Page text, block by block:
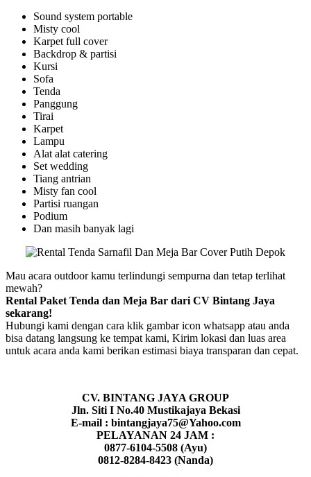
Sound system portable
Misty cool
Karpet full cover
Backdrop & partisi
Kursi
Sofa
Tenda
Panggung
Tirai
Karpet
Lampu
Alat alat catering
Set wedding
Tiang antrian
Misty fan cool
Partisi ruangan
Podium
Dan masih banyak lagi
Mau acara outdoor kamu terlindungi sempurna dan tetap terlihat
mewah?
Rental Paket Tenda dan Meja Bar dari CV Bintang Jaya
sekarang!
Hubungi kami dengan cara klik gambar icon whatsapp atau anda
bisa datang langsung ke tempat kami, Kirim lokasi dan luas area
untuk acara anda kami berikan estimasi biaya transparan dan cepat.
CV. BINTANG JAYA GROUP
Jln. Siti I No.40 Mustikajaya Bekasi
E-mail : bintangjaya75@Yahoo.com
PELAYANAN 24 JAM :
0877-6104-5508 (Ayu)
0812-8284-8423 (Nanda)